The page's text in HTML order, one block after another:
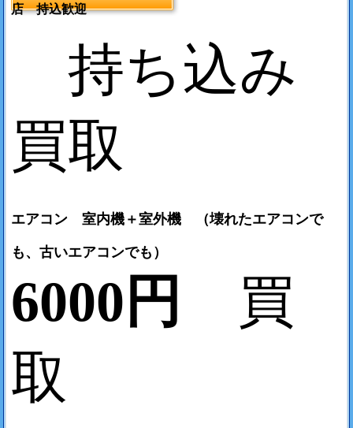
店 持込歓迎
持ち込み
買取
エアコン 室内機＋室外機 （壊れたエアコンで
も、古いエアコンでも）
6000円 買
取